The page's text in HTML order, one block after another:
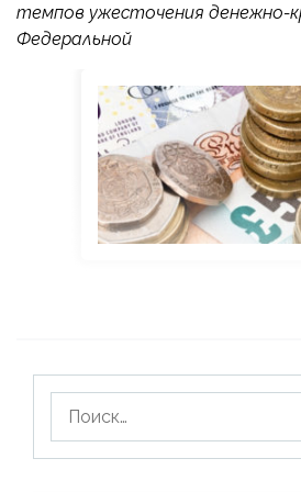
темпов ужесточения денежно-
Федеральной